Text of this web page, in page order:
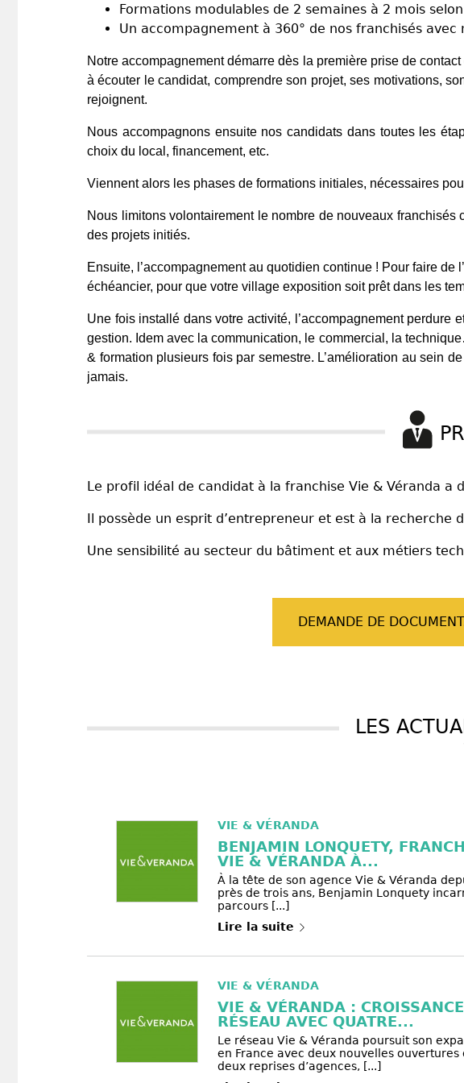
Formations modulables de 2 semaines à 2 mois
Un accompagnement à 360° de nos franchisés
Notre accompagnement démarre dès la première prise de
à écouter le candidat, comprendre son projet, ses motivations,
rejoignent.
Nous accompagnons ensuite nos candidats dans toutes les
choix du local, financement, etc.
Viennent alors les phases de formations initiales, nécessaires
Nous limitons volontairement le nombre de nouveaux
des projets initiés.
Ensuite, l’accompagnement au quotidien continue ! Pour faire
échéancier, pour que votre village exposition soit prêt dans les
Une fois installé dans votre activité, l’accompagnement
gestion. Idem avec la communication, le commercial, la
& formation plusieurs fois par semestre. L’amélioration au sein
jamais.
Le profil idéal de candidat à la franchise Vie & Véranda
Il possède un esprit d’entrepreneur et est à la
Une sensibilité au secteur du bâtiment et aux métiers
DEMANDE DE
LES
VIE & VÉRANDA
BENJAMIN LONQUETY,
VIE & VÉRANDA À...
À la tête de son agence Vie & Véranda
près de trois ans, Benjamin Lonquety
parcours [...]
Lire la suite
VIE & VÉRANDA
VIE & VÉRANDA :
RÉSEAU AVEC QUATRE...
Le réseau Vie & Véranda poursuit son
en France avec deux nouvelles ouvertures
deux reprises d’agences, [...]